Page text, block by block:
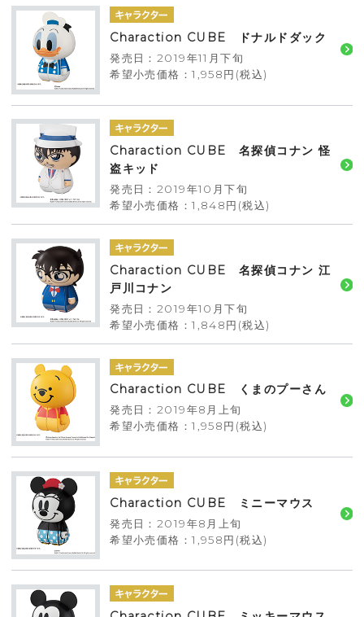
Charaction CUBE ドナルドダック
発売日：2019年11月下旬
希望小売価格：1,958円(税込)
Charaction CUBE 名探偵コナン 怪
盗キッド
発売日：2019年10月下旬
希望小売価格：1,848円(税込)
Charaction CUBE 名探偵コナン 江
戸川コナン
発売日：2019年10月下旬
希望小売価格：1,848円(税込)
Charaction CUBE くまのプーさん
発売日：2019年8月上旬
希望小売価格：1,958円(税込)
Charaction CUBE ミニーマウス
発売日：2019年8月上旬
希望小売価格：1,958円(税込)